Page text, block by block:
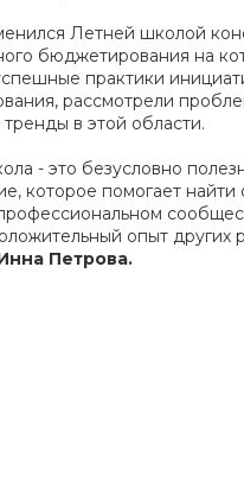
Летней школой
бюджетирования на
практики
рассмотрели
тренды в этой области.
- это безусловно
которое помогает найти
опыт других
Петрова.